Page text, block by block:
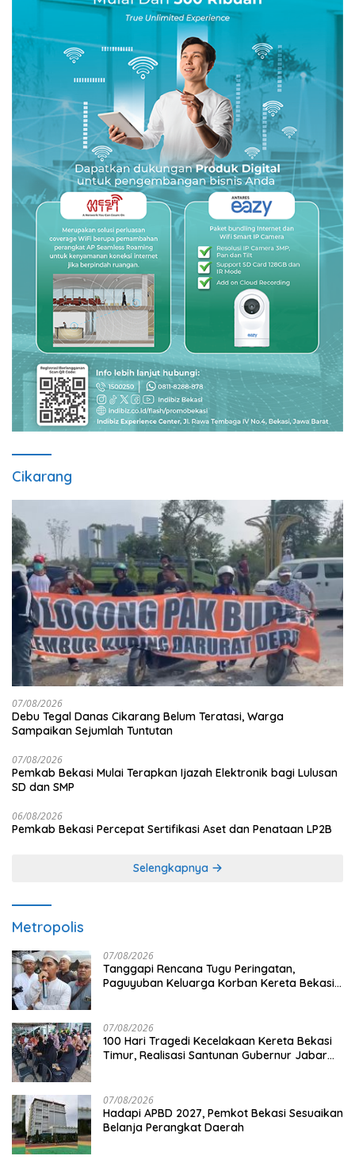
Cikarang
07/08/2026
Debu Tegal Danas Cikarang Belum Teratasi, Warga
Sampaikan Sejumlah Tuntutan
07/08/2026
Pemkab Bekasi Mulai Terapkan Ijazah Elektronik bagi Lulusan
SD dan SMP
06/08/2026
Pemkab Bekasi Percepat Sertifikasi Aset dan Penataan LP2B
Selengkapnya
Metropolis
07/08/2026
Tanggapi Rencana Tugu Peringatan,
Paguyuban Keluarga Korban Kereta Bekasi
07/08/2026
100 Hari Tragedi Kecelakaan Kereta Bekasi
Timur, Realisasi Santunan Gubernur Jabar
07/08/2026
Hadapi APBD 2027, Pemkot Bekasi Sesuaikan
Belanja Perangkat Daerah